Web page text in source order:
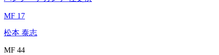
MF 17
松本 泰志
MF 44